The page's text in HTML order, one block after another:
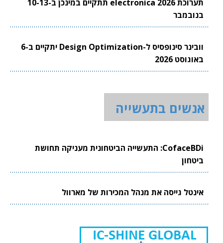
תערוכת electronica 2026 תתקיים במינכן ב-10-13
בנובמבר
וובינר סינופסיס ל-Design Optimization יתקיים ב-6
באוגוסט 2026
אנשים בתעשייה
CofaceBDi: התעשייה הביטחונית מעניקה תחושת
ביטחון
אינטל גייסה את מנהל המכירות של מארוול